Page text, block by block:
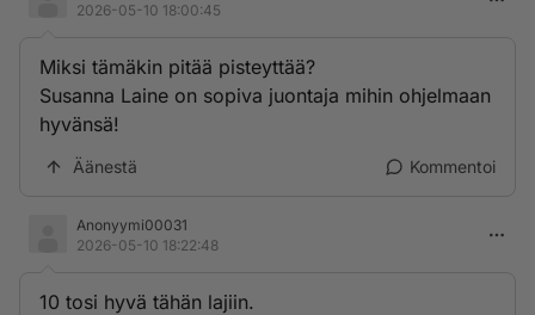
2026-05-10 18:00:45
Miksi tämäkin pitää pisteyttää?
Susanna Laine on sopiva juontaja mihin ohjelmaan
hyvänsä!
Äänestä Kommentoi
Anonyymi00031
2026-05-10 18:22:48
10 tosi hyvä tähän lajiin.